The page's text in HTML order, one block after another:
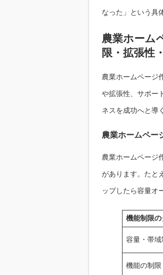
なった」という具
農業ホーム
限・拡張性
農業ホームページ
や拡張性、サポー
ネスを成功へと導
農業ホームペー
農業ホームページ
があります。たと
ップしたら容量オ
機能制限
容量・帯域
機能の制限